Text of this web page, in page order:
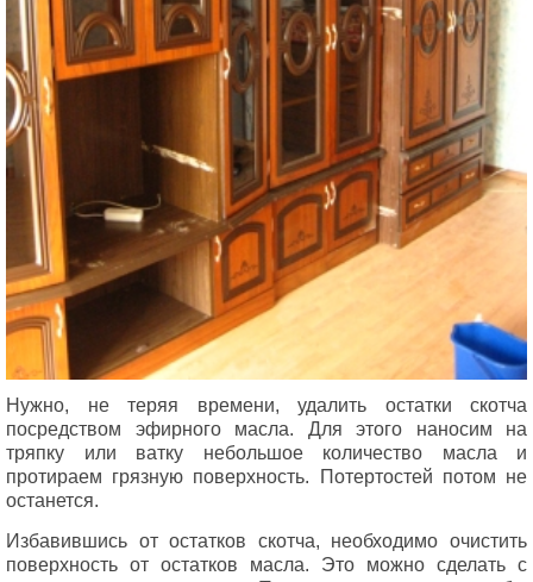
Нужно, не теряя времени, удалить остатки скотча
посредством эфирного масла. Для этого наносим на
тряпку или ватку небольшое количество масла и
протираем грязную поверхность. Потертостей потом не
останется.
Избавившись от остатков скотча, необходимо очистить
поверхность от остатков масла. Это можно сделать с